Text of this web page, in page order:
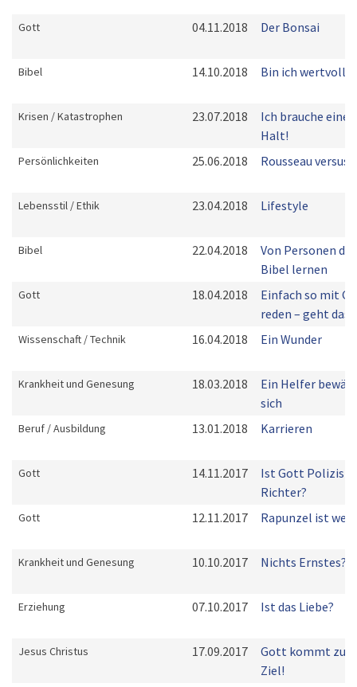
Gott 04.11.2018 Der Bonsai
Bibel 14.10.2018 Bin ich wertvoll?
Krisen / Katastrophen 23.07.2018
Ich brauche einen
Halt!
Persönlichkeiten 25.06.2018 Rousseau versus
Lebensstil / Ethik 23.04.2018 Lifestyle
Bibel 22.04.2018
Von Personen der
Bibel lernen
Gott 18.04.2018
Einfach so mit
reden – geht das?
Wissenschaft / Technik 16.04.2018 Ein Wunder
Krankheit und Genesung 18.03.2018
Ein Helfer
sich
Beruf / Ausbildung 13.01.2018 Karrieren
Gott 14.11.2017
Ist Gott Polizist
Richter?
Gott 12.11.2017 Rapunzel ist weg!
Krankheit und Genesung 10.10.2017 Nichts Ernstes?
Erziehung 07.10.2017 Ist das Liebe?
Jesus Christus 17.09.2017
Gott kommt zum
Ziel!